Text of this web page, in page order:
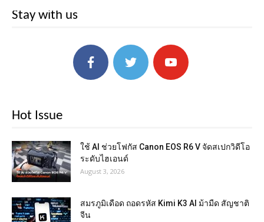
Stay with us
Hot Issue
ใช้ AI ช่วยโฟกัส Canon EOS R6 V จัดสเปกวิดีโอ
ระดับไฮเอนด์
August 3, 2026
สมรภูมิเดือด ถอดรหัส Kimi K3 AI ม้ามืด สัญชาติ
จีน